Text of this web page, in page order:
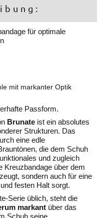
für optimale
mit markanter Optik
Passform.
Brunate ist ein absolutes
Strukturen. Das
eine edle
die dem Schuh
und zugleich
Kreuzbandage über dem
sondern auch für eine
festen Halt sorgt.
Serie üblich, steht die
markant über das
Schuh seine